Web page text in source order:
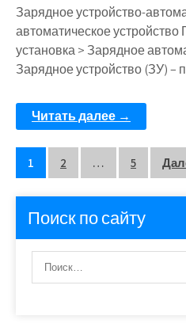
Зарядное устройство-
автоматическое
установка > Зарядное
Зарядное устройство (ЗУ)
Читать далее →
Пагинация
записей
1 2 … 5
Поиск по сайту